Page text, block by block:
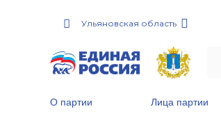
Ульяновская область
О партии Лица партии